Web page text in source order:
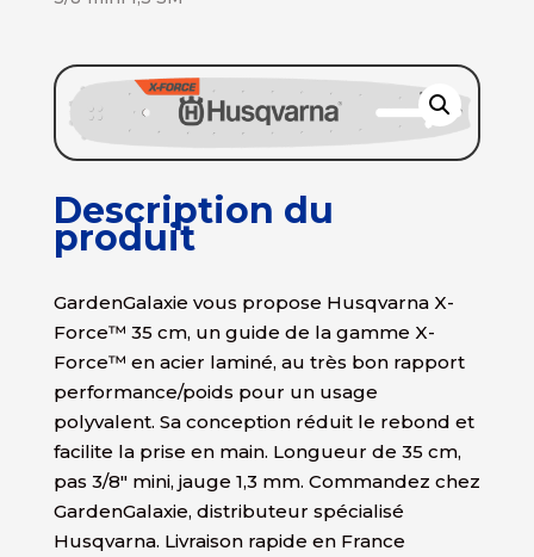
Description du
produit
GardenGalaxie vous propose Husqvarna X-
Force™ 35 cm, un guide de la gamme X-
Force™ en acier laminé, au très bon rapport
performance/poids pour un usage
polyvalent. Sa conception réduit le rebond et
facilite la prise en main. Longueur de 35 cm,
pas 3/8″ mini, jauge 1,3 mm. Commandez chez
GardenGalaxie, distributeur spécialisé
Husqvarna. Livraison rapide en France